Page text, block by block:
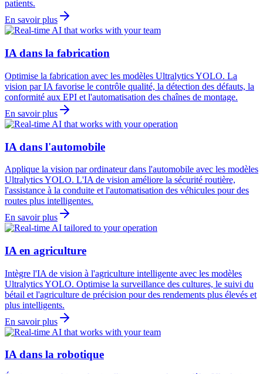
patients.
En savoir plus
IA dans la fabrication
Optimise la fabrication avec les modèles Ultralytics YOLO. La
vision par IA favorise le contrôle qualité, la détection des défauts, la
conformité aux EPI et l'automatisation des chaînes de montage.
En savoir plus
IA dans l'automobile
Applique la vision par ordinateur dans l'automobile avec les modèles
Ultralytics YOLO. L'IA de vision améliore la sécurité routière,
l'assistance à la conduite et l'automatisation des véhicules pour des
routes plus intelligentes.
En savoir plus
IA en agriculture
Intègre l'IA de vision à l'agriculture intelligente avec les modèles
Ultralytics YOLO. Optimise la surveillance des cultures, le suivi du
bétail et l'agriculture de précision pour des rendements plus élevés et
plus intelligents.
En savoir plus
IA dans la robotique